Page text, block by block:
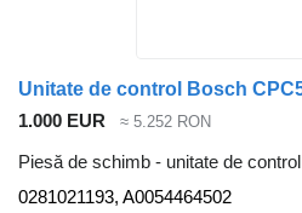
1.000 EUR ≈ 5.252 RON
Piesă de schimb - unitate de control
0281021193, A0054464502